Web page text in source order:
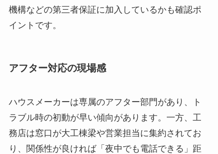
機構などの第三者保証に加入しているかも確認ポ
イントです。
アフター対応の現場感
ハウスメーカーは専属のアフター部門があり、ト
ラブル時の初動が早い傾向があります。一方、工
務店は窓口が大工棟梁や営業担当に集約されてお
り、関係性が良ければ「夜中でも電話できる」距